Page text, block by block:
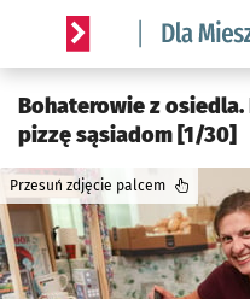
Serwis informacyjny
Bohaterowie z
pizzę sąsiadom [1/30]
Przesuń zdjęcie palcem